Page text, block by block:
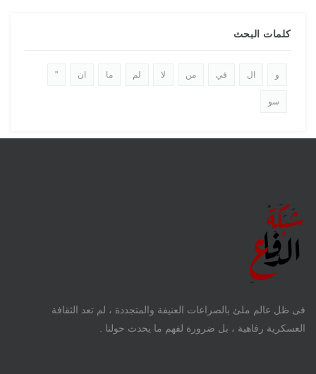
كلمات البحث
و ال في من لا لم ما ان "
سو
فى ظل عالم ملئ بالصراعات العنيفة والمتجددة ، لم تعد الثقافة
العسكرية رفاهية ، بل ضرورة لفهم ما يحدث حولنا .